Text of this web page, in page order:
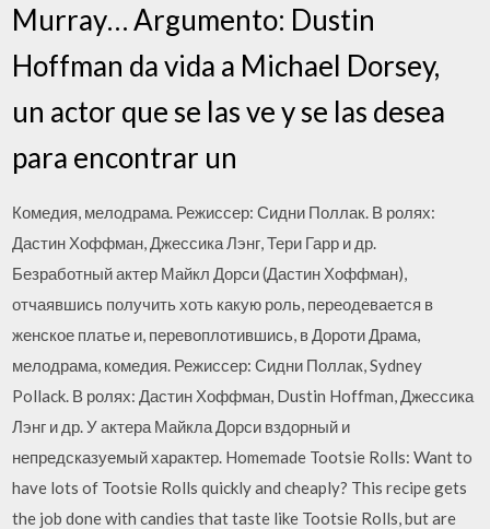
Murray… Argumento: Dustin
Hoffman da vida a Michael Dorsey,
un actor que se las ve y se las desea
para encontrar un
Комедия, мелодрама. Режиссер: Сидни Поллак. В ролях:
Дастин Хоффман, Джессика Лэнг, Тери Гарр и др.
Безработный актер Майкл Дорси (Дастин Хоффман),
отчаявшись получить хоть какую роль, переодевается в
женское платье и, перевоплотившись, в Дороти Драма,
мелодрама, комедия. Режиссер: Сидни Поллак, Sydney
Pollack. В ролях: Дастин Хоффман, Dustin Hoffman, Джессика
Лэнг и др. У актера Майкла Дорси вздорный и
непредсказуемый характер. Homemade Tootsie Rolls: Want to
have lots of Tootsie Rolls quickly and cheaply? This recipe gets
the job done with candies that taste like Tootsie Rolls, but are